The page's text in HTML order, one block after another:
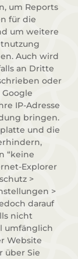
um Reports
für die
um weitere
Auch wird
an Dritte
oder
IP-Adresse
bringen.
und die
“keine
Explorer
>
>
darauf
nicht
umfänglich
Website
über Sie